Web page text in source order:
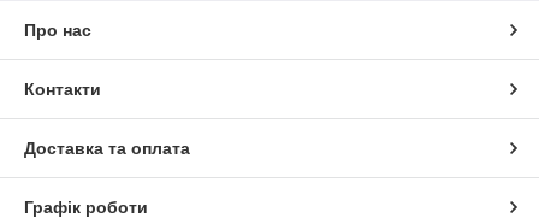
Про нас
Контакти
Доставка та оплата
Графік роботи